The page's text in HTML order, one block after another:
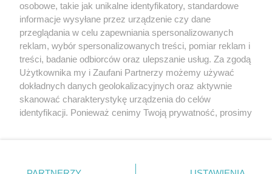
Regulamin konkursów
śniadaniówka "Hej
Szczecin! Jest piątek!"
Partnerzy
Praca Szczecin
osobowe, takie jak unikalne identyfikatory, standardowe
informacje wysyłane przez urządzenie czy dane
przeglądania w celu zapewniania spersonalizowanych
reklam, wybór spersonalizowanych treści, pomiar reklam i
treści, badanie odbiorców oraz ulepszanie usług. Za zgodą
Użytkownika my i Zaufani Partnerzy możemy używać
dokładnych danych geolokalizacyjnych oraz aktywnie
skanować charakterystykę urządzenia do celów
identyfikacji. Ponieważ cenimy Twoją prywatność, prosimy
prywatności znajdujący się w lewym dolnym rogu strony